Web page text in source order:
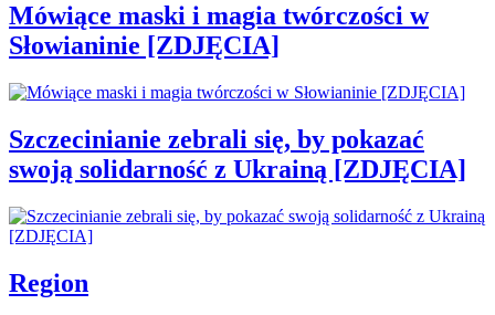
Mówiące maski i magia twórczości w
Słowianinie [ZDJĘCIA]
Szczecinianie zebrali się, by pokazać
swoją solidarność z Ukrainą [ZDJĘCIA]
Region